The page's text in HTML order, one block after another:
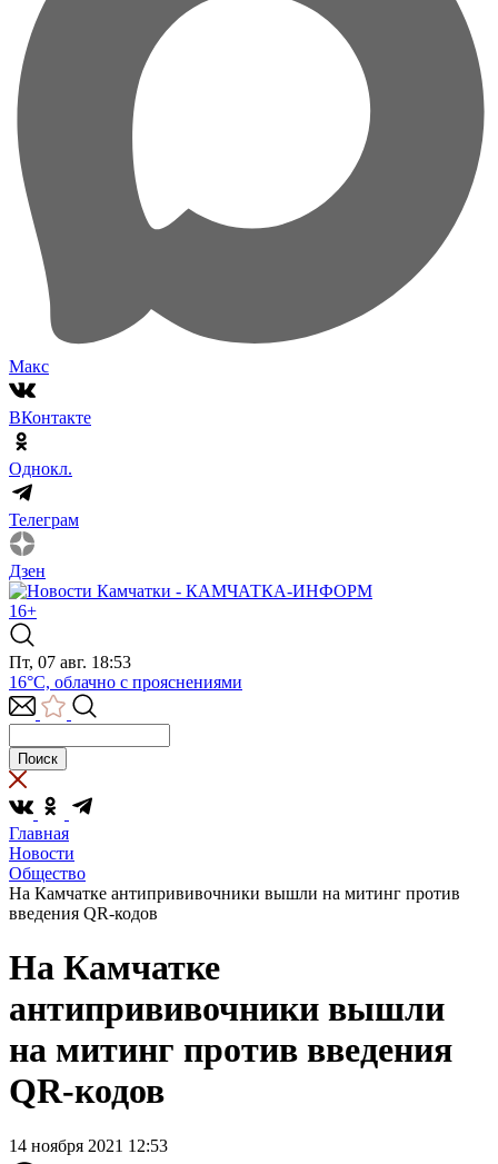
Макс
ВКонтакте
Однокл.
Телеграм
Дзен
16+
Пт, 07 авг. 18:53
16°C, облачно с прояснениями
Главная
Новости
Общество
На Камчатке антипрививочники вышли на митинг против
введения QR-кодов
На Камчатке
антипрививочники вышли
на митинг против введения
QR-кодов
14 ноября 2021 12:53